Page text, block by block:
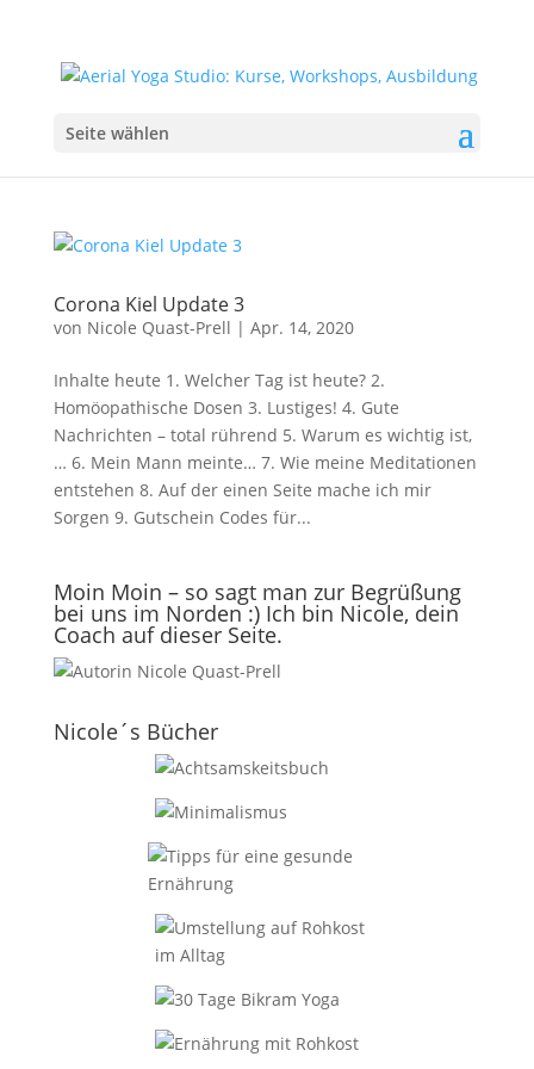
Seite wählen
Corona Kiel Update 3
von Nicole Quast-Prell | Apr. 14, 2020
Inhalte heute 1. Welcher Tag ist heute? 2.
Homöopathische Dosen 3. Lustiges! 4. Gute
Nachrichten – total rührend 5. Warum es wichtig ist,
… 6. Mein Mann meinte… 7. Wie meine Meditationen
entstehen 8. Auf der einen Seite mache ich mir
Sorgen 9. Gutschein Codes für...
Moin Moin – so sagt man zur Begrüßung
bei uns im Norden :) Ich bin Nicole, dein
Coach auf dieser Seite.
Nicole´s Bücher